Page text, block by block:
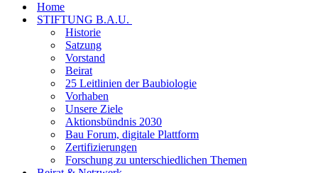
Home
STIFTUNG B.A.U.
Historie
Satzung
Vorstand
Beirat
25 Leitlinien der Baubiologie
Vorhaben
Unsere Ziele
Aktionsbündnis 2030
Bau Forum, digitale Plattform
Zertifizierungen
Forschung zu unterschiedlichen Themen